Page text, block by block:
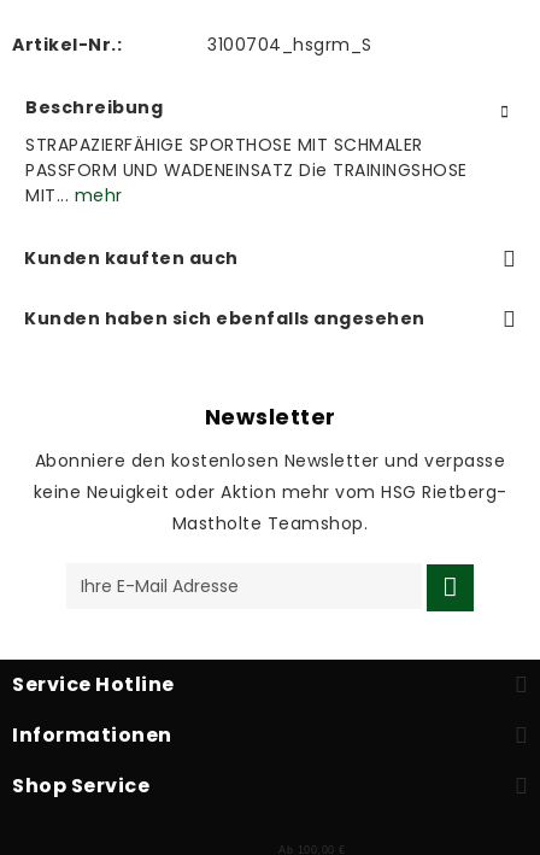
Artikel-Nr.: 3100704_hsgrm_S
Beschreibung
STRAPAZIERFÄHIGE SPORTHOSE MIT SCHMALER
PASSFORM UND WADENEINSATZ Die TRAININGSHOSE
MIT... mehr
Kunden kauften auch
Kunden haben sich ebenfalls angesehen
Newsletter
Abonniere den kostenlosen Newsletter und verpasse
keine Neuigkeit oder Aktion mehr vom HSG Rietberg-
Mastholte Teamshop.
Service Hotline
Informationen
Shop Service
Ab 100,00 €